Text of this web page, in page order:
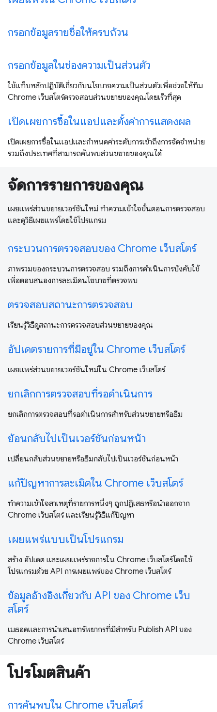
กรอกข้อมูลรายชื่อให้ครบถ้วน
กรอกข้อมูลในช่องความเป็นส่วนตัว
ใช้แท็บหลักปฏิบัติเกี่ยวกับนโยบายความเป็นส่วนตัวเพื่อช่วยให้ทีม
Chrome เว็บสโตร์ตรวจสอบส่วนขยายของคุณโดยเร็วที่สุด
เปิดเผยการซื้อในแอปและตั้งค่าการแสดงผล
เปิดเผยการซื้อในแอปและกำหนดค่าระดับการเข้าถึงการจัดจำหน่าย
รวมถึงประเทศที่สามารถค้นพบส่วนขยายของคุณได้
จัดการรายการของคุณ
เผยแพร่ส่วนขยายเวอร์ชันใหม่ ทำความเข้าใจขั้นตอนการตรวจสอบ
และดูวิธีเผยแพร่โดยใช้โปรแกรม
กระบวนการตรวจสอบของ Chrome เว็บสโตร์
ภาพรวมของกระบวนการตรวจสอบ รวมถึงการดำเนินการบังคับใช้
เพื่อตอบสนองการละเมิดนโยบายที่ตรวจพบ
ตรวจสอบสถานะการตรวจสอบ
เรียนรู้วิธีดูสถานะการตรวจสอบส่วนขยายของคุณ
อัปเดตรายการที่มีอยู่ใน Chrome เว็บสโตร์
เผยแพร่ส่วนขยายเวอร์ชันใหม่ใน Chrome เว็บสโตร์
ยกเลิกการตรวจสอบที่รอดำเนินการ
ยกเลิกการตรวจสอบที่รอดำเนินการสำหรับส่วนขยายหรือธีม
ย้อนกลับไปเป็นเวอร์ชันก่อนหน้า
เปลี่ยนกลับส่วนขยายหรือธีมกลับไปเป็นเวอร์ชันก่อนหน้า
แก้ปัญหาการละเมิดใน Chrome เว็บสโตร์
ทำความเข้าใจสาเหตุที่รายการหนึ่งๆ ถูกปฏิเสธหรือนำออกจาก
Chrome เว็บสโตร์ และเรียนรู้วิธีแก้ปัญหา
เผยแพร่แบบเป็นโปรแกรม
สร้าง อัปเดต และเผยแพร่รายการใน Chrome เว็บสโตร์โดยใช้
โปรแกรมด้วย API การเผยแพร่ของ Chrome เว็บสโตร์
ข้อมูลอ้างอิงเกี่ยวกับ API ของ Chrome เว็บ
สโตร์
เมธอดและการนำเสนอทรัพยากรที่มีสำหรับ Publish API ของ
Chrome เว็บสโตร์
โปรโมตสินค้า
การค้นพบใน Chrome เว็บสโตร์